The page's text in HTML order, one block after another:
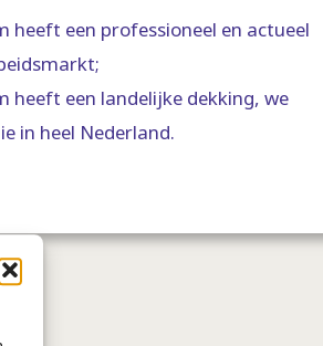
een professioneel en actueel
een landelijke dekking, we
in heel Nederland.